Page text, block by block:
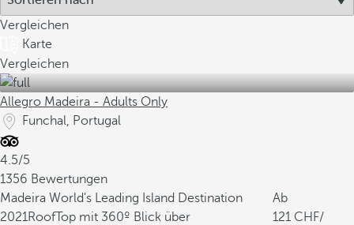
Vergleichen
Karte
Vergleichen
Allegro Madeira - Adults Only
Funchal, Portugal
4.5/5
1356 Bewertungen
Madeira World's Leading Island Destination
2021RoofTop mit 360º Blick über
Ab
121
/